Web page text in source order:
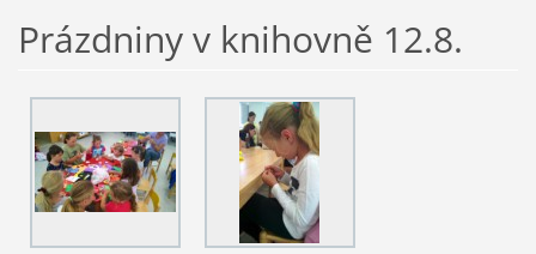
Prázdniny v knihovně 12.8.